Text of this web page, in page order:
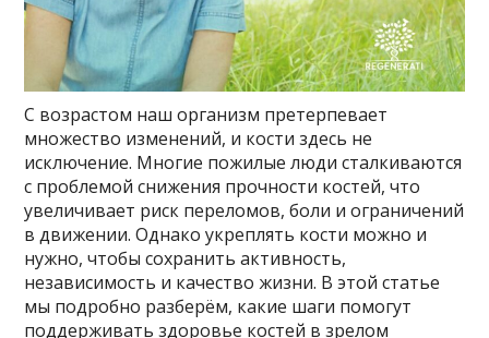
С возрастом наш организм претерпевает
множество изменений, и кости здесь не
исключение. Многие пожилые люди сталкиваются
с проблемой снижения прочности костей, что
увеличивает риск переломов, боли и ограничений
в движении. Однако укреплять кости можно и
нужно, чтобы сохранить активность,
независимость и качество жизни. В этой статье
мы подробно разберём, какие шаги помогут
поддерживать здоровье костей в зрелом